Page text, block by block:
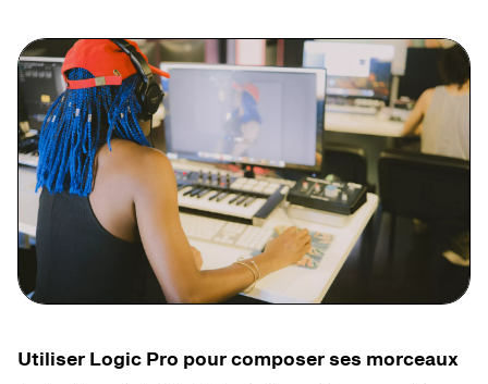
Utiliser Logic Pro pour composer ses morceaux